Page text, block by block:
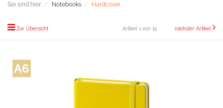
Sie sind hier: Notebooks Hardcover
Zur Übersicht Artikel 1 von 15 nächster Artikel
A6